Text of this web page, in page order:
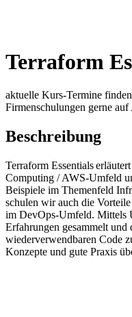
Terraform
aktuelle Kurs-Termine
Firmenschulungen gerne
Beschreibung
Terraform Essentials
Computing / AWS-Umfeld
Beispiele im Themenfeld
schulen wir auch die
im DevOps-Umfeld. Mittels
Erfahrungen gesammelt und
wiederverwendbaren Code
Konzepte und gute Praxis